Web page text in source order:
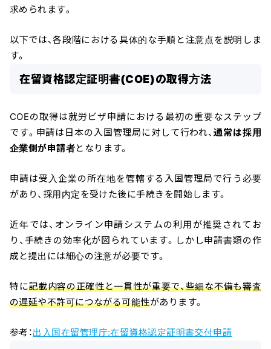
求められます。
以下では、各段階における具体的な手順と注意点を説明しま
す。
在留資格認定証明書(COE)の取得方法
COEの取得は就労ビザ申請における最初の重要なステップ
です。申請は日本の入国管理局に対して行われ、通常は採用
企業側が申請者となります。
申請は受入企業の所在地を管轄する入国管理局で行う必要
があり、採用内定を受けた後に手続きを開始します。
近年では、オンライン申請システムの利用が推奨されてお
り、手続きの効率化が図られています。しかし申請書類の作
成と提出には細心の注意が必要です。
特に記載内容の正確性と一貫性が重要で、些細な不備も審査
の遅延や不許可につながる可能性があります。
参考：出入国在留管理庁:在留資格認定証明書交付申請